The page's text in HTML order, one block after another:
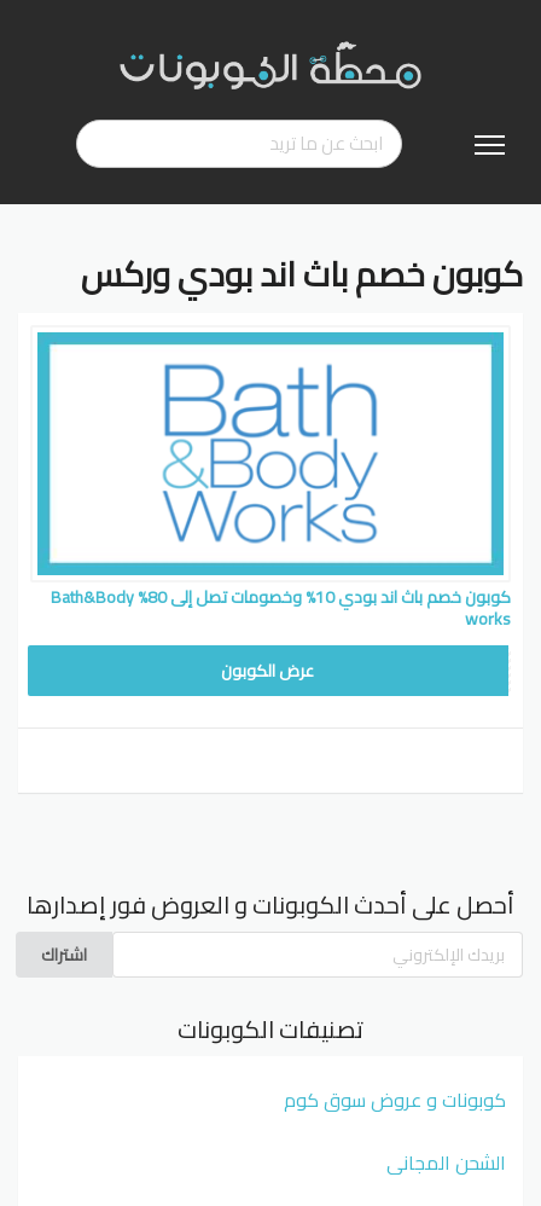
إلى
كوبون خصم باث اند بودي وركس
كوبون خصم باث اند بودي 10% وخصومات تصل إلى 80% Bath&Body
works
عرض الكوبون
أحصل على أحدث الكوبونات و العروض فور إصدارها
اشتراك
تصنيفات الكوبونات
كوبونات و عروض سوق كوم
الشحن المجاني